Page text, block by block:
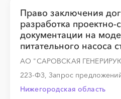
Право заключения
разработка проектно-
документации на
питательного насоса
АО "САРОВСКАЯ
223-ФЗ, Запрос
Нижегородская область